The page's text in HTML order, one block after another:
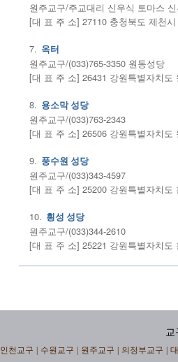
원주교구/주교대리 신우식 토마스
[대 표 주 소] 27110 충청북도 제천
7. 옥터
원주교구/(033)765-3350 원동성당
[대 표 주 소] 26431 강원특별자치도
8. 용소막 성당
원주교구/(033)763-2343
[대 표 주 소] 26506 강원특별자치도
9. 풍수원 성당
원주교구/(033)343-4597
[대 표 주 소] 25200 강원특별자치
10. 횡성 성당
원주교구/(033)344-2610
[대 표 주 소] 25221 강원특별자치
교
인천교구 수원교구 원주교구 의정부교구